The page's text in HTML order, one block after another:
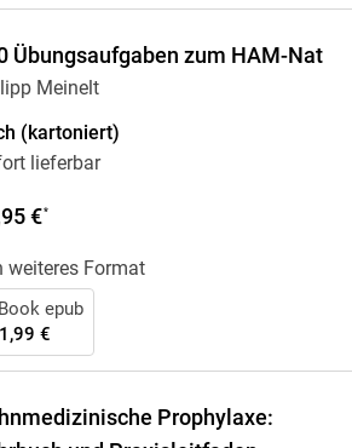
Übungsaufgaben zum HAM-Nat
Meinelt
(kartoniert)
lieferbar
€*
weiteres Format
epub
€
Prophylaxe: